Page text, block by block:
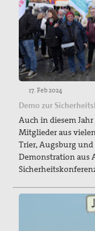
17. Feb 2024
Demo zur
Auch in diesem
Mitglieder aus
Trier, Augsburg
Demonstration aus